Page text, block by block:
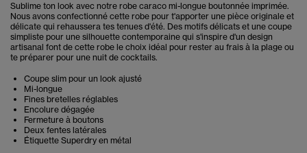
Sublime ton look avec notre robe caraco mi-longue boutonnée imprimée.
Nous avons confectionné cette robe pour t'apporter une pièce originale et
délicate qui rehaussera tes tenues d'été. Des motifs délicats et une coupe
simpliste pour une silhouette contemporaine qui s'inspire d'un design
artisanal font de cette robe le choix idéal pour rester au frais à la plage ou
te préparer pour une nuit de cocktails.
Coupe slim pour un look ajusté
Mi-longue
Fines bretelles réglables
Encolure dégagée
Fermeture à boutons
Deux fentes latérales
Étiquette Superdry en métal